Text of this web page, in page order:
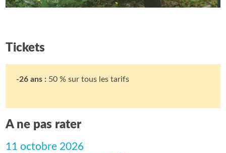
Tickets
-26 ans : 50 % sur tous les tarifs
A ne pas rater
11 octobre 2026